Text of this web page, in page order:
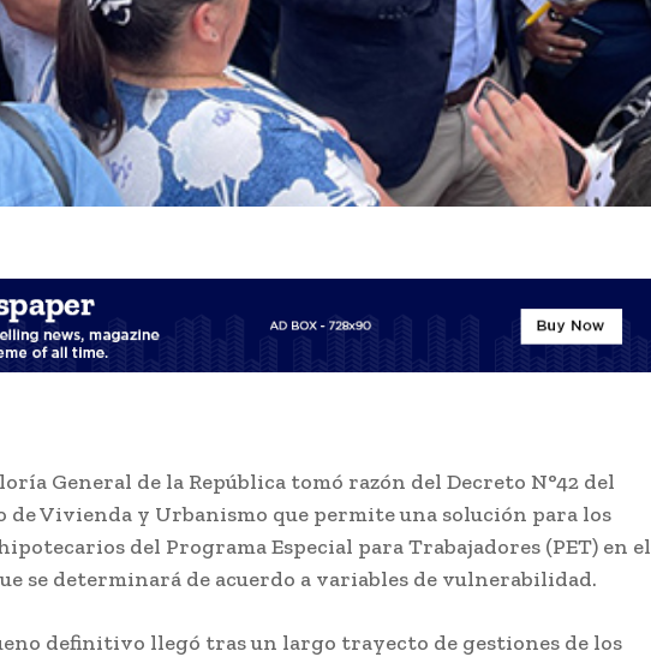
General de la República tomó razón del Decreto N°42 del
Vivienda y Urbanismo que permite una solución para los
del Programa Especial para Trabajadores (PET) en el
se determinará de acuerdo a variables de vulnerabilidad.
definitivo llegó tras un largo trayecto de gestiones de los